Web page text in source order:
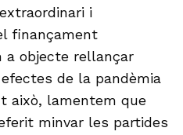
i
finançament
a objecte rellançar
efectes de la pandèmia
això, lamentem que
minvar les partides